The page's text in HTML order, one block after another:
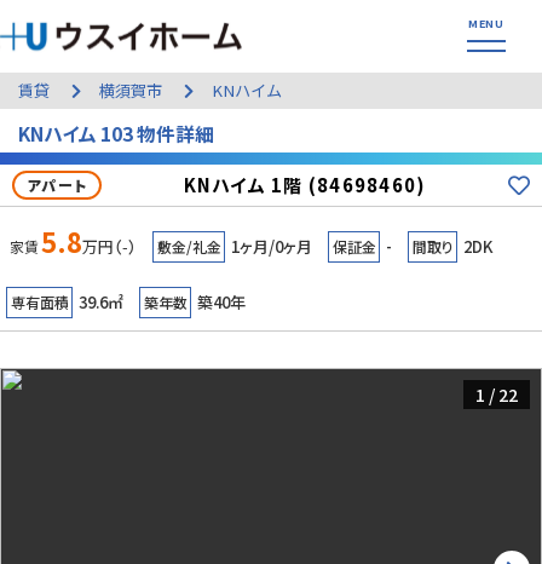
賃貸 横須賀市 KNハイム
KNハイム 103 物件詳細
アパート KNハイム 1階 (84698460)
家賃5.8万円（-） 敷金/礼金 1ヶ月/0ヶ月 保証金 - 間取り 2DK
専有面積 39.6㎡ 築年数 築40年
1 / 22